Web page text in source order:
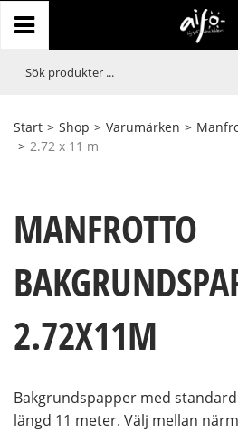
Start > Shop > Varumärken >
> 2.72 x 11 m
MANFROTTO
2.72X11M
Bakgrundspapper med
längd 11 meter. Välj mellan